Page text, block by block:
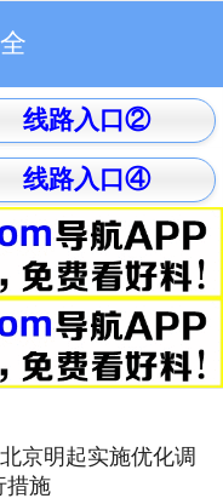
线路入口②
线路入口④
京明起实施优化调
措施